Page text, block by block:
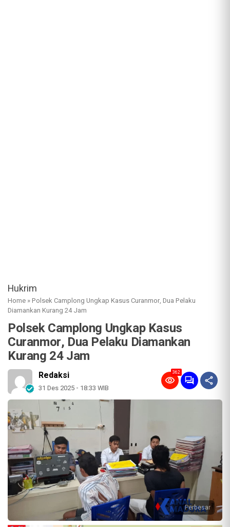
Hukrim
Home »Polsek Camplong Ungkap Kasus Curanmor, Dua Pelaku
Diamankan Kurang 24 Jam
Polsek Camplong Ungkap Kasus
Curanmor, Dua Pelaku Diamankan
Kurang 24 Jam
Redaksi
31 Des 2025 - 18:33 WIB
362
Perbesar